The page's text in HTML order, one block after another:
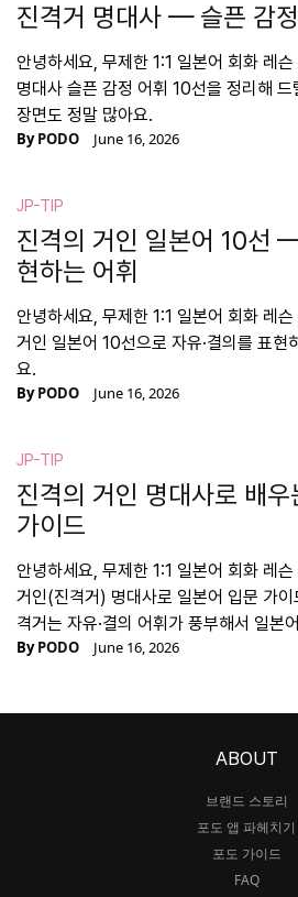
진격거 명대사 — 슬픈 감
안녕하세요, 무제한 1:1 일본어 회화 레
명대사 슬픈 감정 어휘 10선을 정리해
장면도 정말 많아요.
ByPODO June 16, 2026
JP-TIP
진격의 거인 일본어 10선
현하는 어휘
안녕하세요, 무제한 1:1 일본어 회화 레
거인 일본어 10선으로 자유·결의를 표현
요.
ByPODO June 16, 2026
JP-TIP
진격의 거인 명대사로 배
가이드
안녕하세요, 무제한 1:1 일본어 회화 레
거인(진격거) 명대사로 일본어 입문 가
격거는 자유·결의 어휘가 풍부해서 일본
ByPODO June 16, 2026
ABOUT
브랜드 스토리
포도 앱 파헤치기
포도 가이드
FAQ